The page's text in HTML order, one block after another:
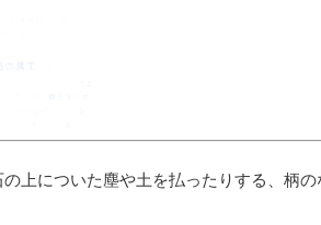
上についた塵や土を払ったりする、柄の